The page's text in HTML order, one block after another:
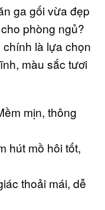
ga gối vừa đẹp
phòng ngủ?
là lựa chọn
màu sắc tươi
mịn, thông
hút mồ hôi tốt,
thoải mái, dễ